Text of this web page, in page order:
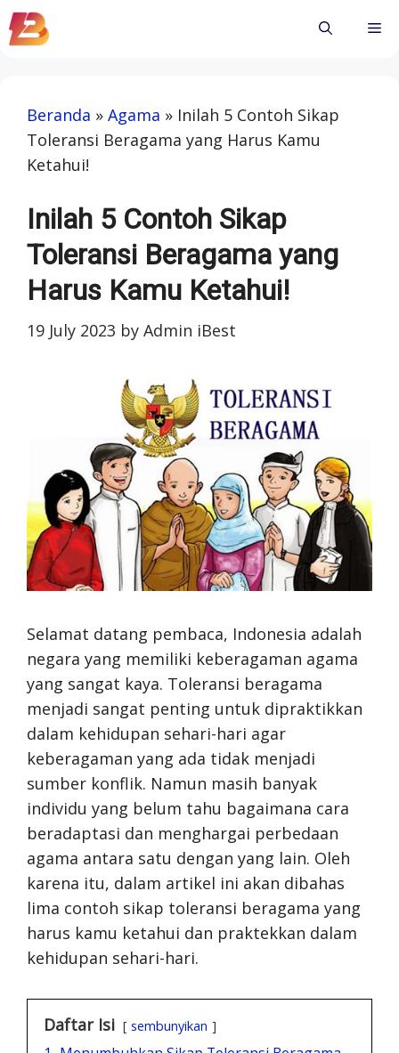
Skip
to
Beranda » Agama » Inilah 5 Contoh Sikap
Toleransi Beragama yang Harus Kamu
Ketahui!
Inilah 5 Contoh Sikap
Toleransi Beragama yang
Harus Kamu Ketahui!
19 July 2023 by Admin iBest
Selamat datang pembaca, Indonesia adalah
negara yang memiliki keberagaman agama
yang sangat kaya. Toleransi beragama
menjadi sangat penting untuk dipraktikkan
dalam kehidupan sehari-hari agar
keberagaman yang ada tidak menjadi
sumber konflik. Namun masih banyak
individu yang belum tahu bagaimana cara
beradaptasi dan menghargai perbedaan
agama antara satu dengan yang lain. Oleh
karena itu, dalam artikel ini akan dibahas
lima contoh sikap toleransi beragama yang
harus kamu ketahui dan praktekkan dalam
kehidupan sehari-hari.
Daftar Isi sembunyikan